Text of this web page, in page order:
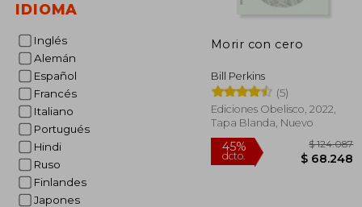
IDIOMA
Inglés
Alemán
Español
Francés
Italiano
Portugués
Hindi
Ruso
Finlandes
Japones
Morir con cero
Bill Perkins
(5)
Ediciones Obelisco, 2022,
Tapa Blanda, Nuevo